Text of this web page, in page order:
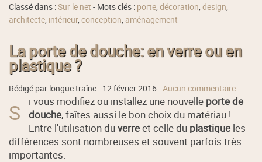
Classé dans :Sur le net - Mots clés : porte,décoration,design,
architecte, intérieur,conception, aménagement
La porte de douche: en verre ou en
plastique ?
Rédigé par longue traîne - 12 février 2016-Aucun commentaire
S i vous modifiez ou installez une nouvelle porte de
douche, faîtes aussi le bon choix du matériau !
Entre l'utilisation duverreet celle du plastique les
différences sont nombreuses et souvent parfois très
importantes.